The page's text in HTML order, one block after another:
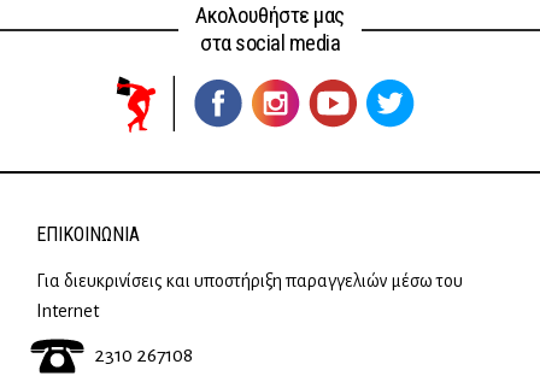
Ακολουθήστε μας
στα social media
ΕΠΙΚΟΙΝΩΝΊΑ
Για διευκρινίσεις και υποστήριξη παραγγελιών μέσω του
Internet
2310 267108